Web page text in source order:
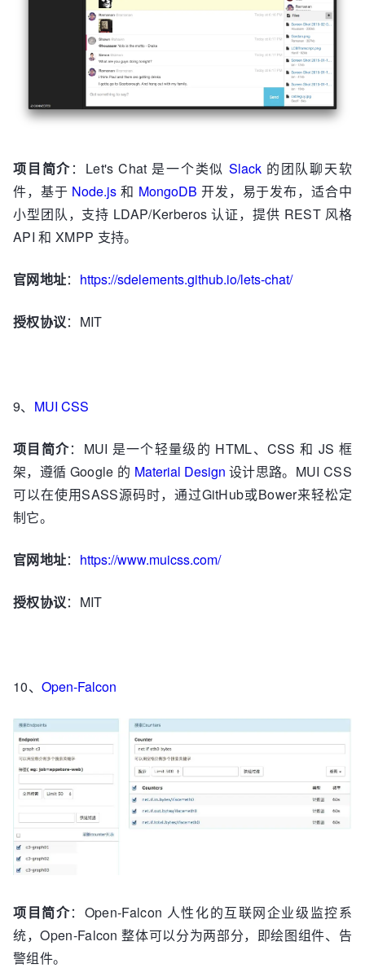
项目简介：Let's Chat 是一个类似Slack 的团队聊天软
件，基于 Node.js 和 MongoDB 开发，易于发布，适合中
小型团队，支持 LDAP/Kerberos 认证，提供 REST 风格
API 和 XMPP 支持。
官网地址： https://sdelements.github.io/lets-chat/
授权协议：MIT
9、 MUI CSS
项目简介：MUI 是一个轻量级的 HTML、CSS 和 JS 框
架，遵循 Google 的 Material Design 设计思路。MUI CSS
可以在使用SASS源码时，通过GitHub或Bower来轻松定
制它。
官网地址： https://www.muicss.com/
授权协议：MIT
10、 Open-Falcon
项目简介：Open-Falcon 人性化的互联网企业级监控系
统，Open-Falcon 整体可以分为两部分，即绘图组件、告
警组件。